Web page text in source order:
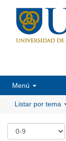
Menú
Listar por tema